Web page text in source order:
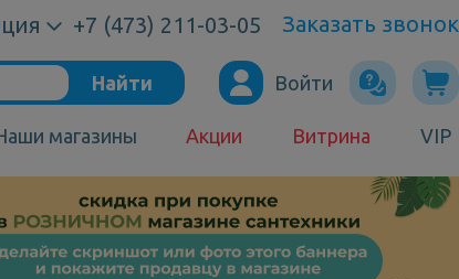
+7 (473) 211-03-05 Заказать звонок
Найти
магазины Акции Витрина VIP
Войти